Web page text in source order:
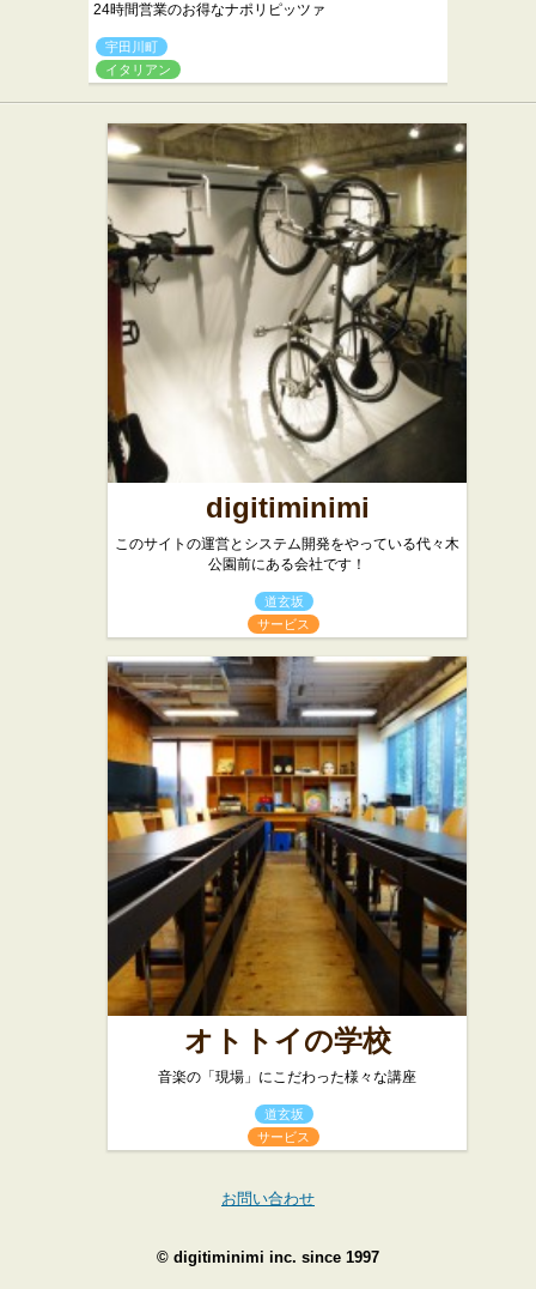
24時間営業のお得なナポリピッツァ
宇田川町
イタリアン
digitiminimi
このサイトの運営とシステム開発をやっている代々木
公園前にある会社です！
道玄坂
サービス
オトトイの学校
音楽の「現場」にこだわった様々な講座
道玄坂
サービス
お問い合わせ
© digitiminimi inc. since 1997